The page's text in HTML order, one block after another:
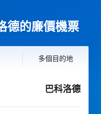
德的廉價機票
多個目的地
巴科洛德